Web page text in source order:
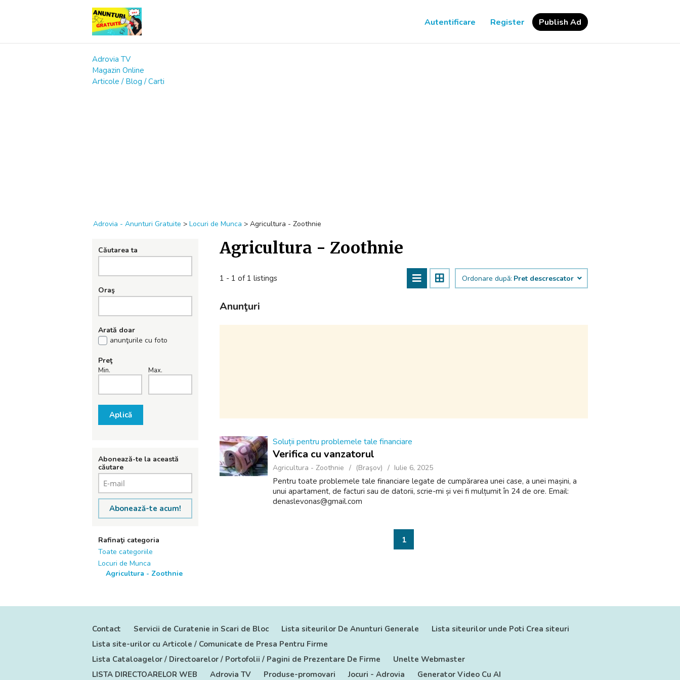
Autentificare Register Publish Ad
Adrovia TV
Magazin Online
Articole / Blog / Carti
Adrovia - Anunturi Gratuite > Locuri de Munca > Agricultura - Zoothnie
Căutarea ta
Oraş
Arată doar
anunţurile cu foto
Preţ
Min. Max.
Aplică
Abonează-te la această
căutare
Abonează-te acum!
Rafinaţi categoria
Toate categoriile
Locuri de Munca
Agricultura - Zoothnie
Agricultura - Zoothnie
1 - 1 of 1 listings Ordonare după: Pret descrescator
Anunţuri
Soluții pentru problemele tale financiare
Verifica cu vanzatorul
Agricultura - Zoothnie (Braşov) Iulie 6, 2025
Pentru toate problemele tale financiare legate de cumpărarea unei case, a unei mașini, a
unui apartament, de facturi sau de datorii, scrie-mi și vei fi mulțumit în 24 de ore. Email:
denaslevonas@gmail.com
1
Contact Servicii de Curatenie in Scari de Bloc Lista siteurilor De Anunturi Generale
Lista siteurilor unde Poti Crea siteuri
Lista site-urilor cu Articole / Comunicate de Presa Pentru Firme
Lista Cataloagelor / Directoarelor / Portofolii / Pagini de Prezentare De Firme
Unelte Webmaster
LISTA DIRECTOARELOR WEB
Adrovia TV Produse-promovari Jocuri - Adrovia Generator Video Cu AI